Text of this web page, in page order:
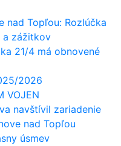
nad Topľou: Rozlúčka
a zážitkov
21/4 má obnovené
2026
VOJEN
navštívil zariadenie
nad Topľou
úsmev